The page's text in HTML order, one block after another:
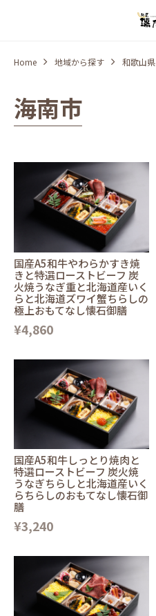
Home 地域から探す 和歌山県
海南市
国産A5和牛やわらかすき焼
きと特選ローストビーフ 炭
火焼うなぎ重と北海道産いく
らと北海道ズワイ蟹ちらしの
極上おもてなし懐石御膳
¥4,860
国産A5和牛しっとり焼肉と
特選ローストビーフ 炭火焼
うなぎちらしと北海道産いく
らちらしのおもてなし懐石御
膳
¥3,240